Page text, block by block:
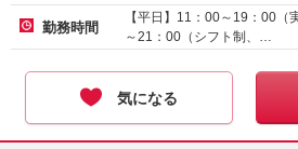
勤務時間
【平日】11：00～19：00
～21：00（シフト制、…
気になる